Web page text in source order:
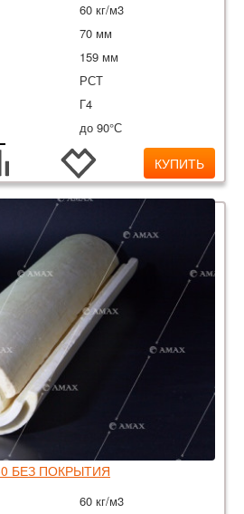
60 кг/м3
70 мм
159 мм
РСТ
Г4
до 90°С
КУПИТЬ
БЕЗ ПОКРЫТИЯ
60 кг/м3